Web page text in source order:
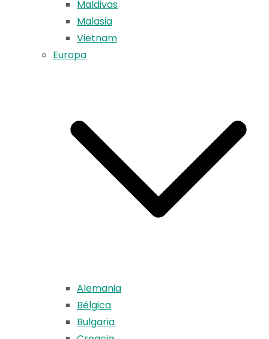
Maldivas
Malasia
Vietnam
Europa
Alemania
Bélgica
Bulgaria